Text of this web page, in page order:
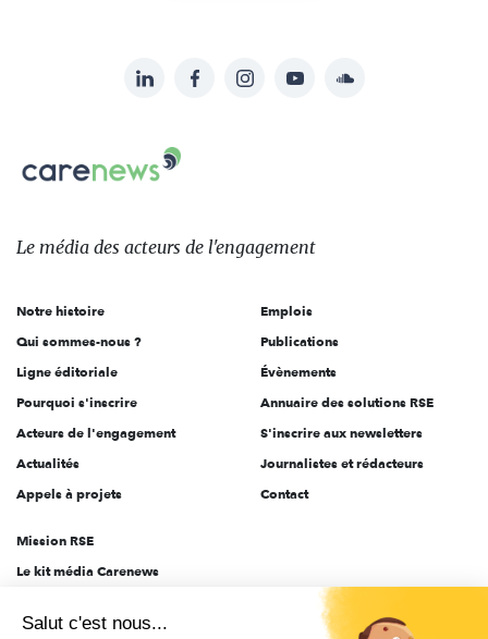
sur:
LinkedInFacebookInstagramYouTubeSoundcloud
Carenews,
Le
des
l'engagement
Le média des acteurs de l'engagement
Notre histoire
Qui sommes-nous ?
Ligne éditoriale
Pourquoi s'inscrire
Acteurs de l'engagement
Actualités
Appels à projets
Emplois
Publications
Évènements
Annuaire des solutions RSE
S'inscrire aux newsletters
Journalistes et rédacteurs
Contact
Mission RSE
Le kit média Carenews
AEF info
Salut c'est nous...